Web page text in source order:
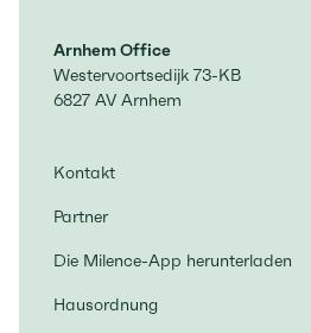
Arnhem Office
Westervoortsedijk 73-KB
6827 AV Arnhem
Kontakt
Partner
Die Milence-App herunterladen
Hausordnung